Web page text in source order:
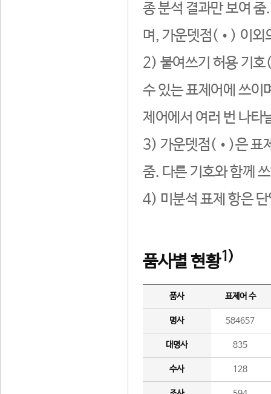
종 분석 결과만 보여
며, 가운뎃점(•) 이외
2) 붙여쓰기 허용 기호
수 있는 표제어에 쓰이
제어에서 여러 번 나타
3) 가운뎃점(•)은 표
줌. 다른 기호와 함께
4) 미분석 표제 항은
품사별 현황1)
품사 표제어 수
명사 584657
대명사 835
수사 128